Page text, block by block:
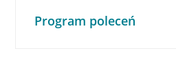
Program poleceń